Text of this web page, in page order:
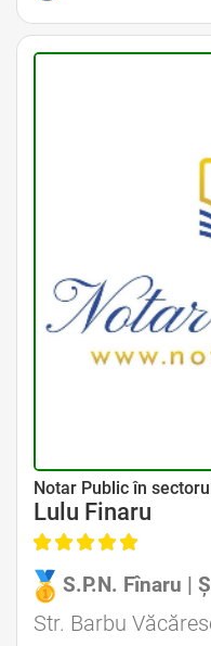
Avocat Specializat în Drept Civil • Avocat
Notar Public în
Lulu Finaru
S.P.N. Fînaru |
Str. Barbu